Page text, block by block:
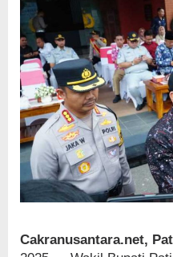
Bencana
Cakranusantara.net,